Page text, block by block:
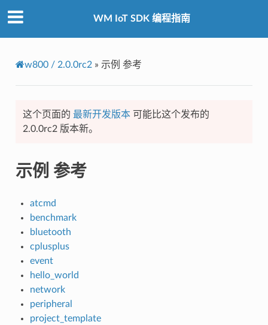
WM IoT SDK 编程指南
w800 / 2.0.0rc2» 示例 参考
这个页面的 最新开发版本可能比这个发布的
2.0.0rc2 版本新。
示例 参考
atcmd
benchmark
bluetooth
cplusplus
event
hello_world
network
peripheral
project_template